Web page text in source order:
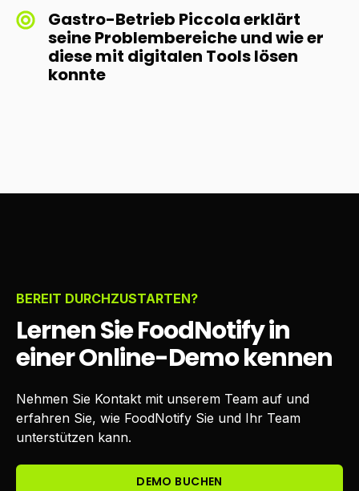
Gastro-Betrieb Piccola erklärt
seine Problembereiche und wie er
diese mit digitalen Tools lösen
konnte
BEREIT DURCHZUSTARTEN?
Lernen Sie FoodNotify in
einer Online-Demo kennen
Nehmen Sie Kontakt mit unserem Team auf und
erfahren Sie, wie FoodNotify Sie und Ihr Team
unterstützen kann.
DEMO BUCHEN